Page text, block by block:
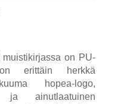
on PU-
erittäin herkkä
hopea-logo,
ja ainutlaatuinen